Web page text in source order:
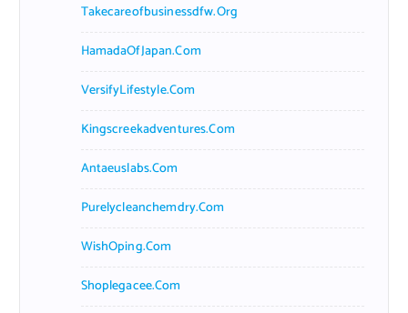
Takecareofbusinessdfw.org
HamadaOfJapan.com
VersifyLifestyle.com
Kingscreekadventures.com
Antaeuslabs.com
Purelycleanchemdry.com
WishOping.com
Shoplegacee.com